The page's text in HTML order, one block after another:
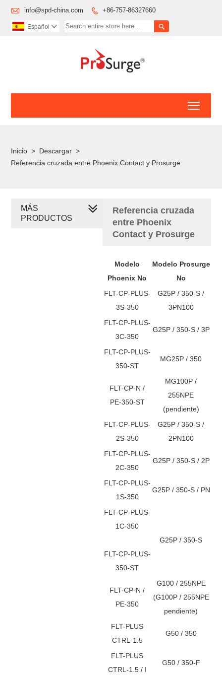
 info@spd-china.com  +86-757-86327660

Español 
Inicio > Descargar >
Referencia cruzada entre Phoenix Contact y Prosurge
Referencia cruzada
entre Phoenix
Contact y Prosurge
Modelo
Phoenix No
Modelo Prosurge
No
FLT-CP-PLUS-
3S-350
G25P / 350-S /
3PN100
FLT-CP-PLUS-
3C-350
G25P / 350-S / 3P
FLT-CP-PLUS-
350-ST
MG25P / 350
FLT-CP-N /
PE-350-ST
MG100P /
255NPE
(pendiente)
FLT-CP-PLUS-
2S-350
G25P / 350-S /
2PN100
FLT-CP-PLUS-
2C-350
G25P / 350-S / 2P
FLT-CP-PLUS-
1S-350
G25P / 350-S / PN
FLT-CP-PLUS-
1C-350
FLT-CP-PLUS-
350-ST
G25P / 350-S
FLT-CP-N /
PE-350
G100 / 255NPE
(G100P / 255NPE
pendiente)
FLT-PLUS
CTRL-1.5
G50 / 350
FLT-PLUS
CTRL-1.5 / I
G50 / 350-F
MÁS
PRODUCTOS